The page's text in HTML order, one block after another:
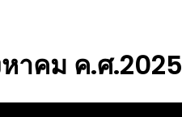
าคม ค.ศ.2025